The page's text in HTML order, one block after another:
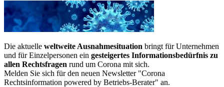
Die aktuelle weltweite Ausnahmesituation bringt für Unternehmen
und für Einzelpersonen ein gesteigertes Informationsbedürfnis zu
allen Rechtsfragen rund um Corona mit sich.
Melden Sie sich für den neuen Newsletter "Corona
Rechtsinformation powered by Betriebs-Berater" an.